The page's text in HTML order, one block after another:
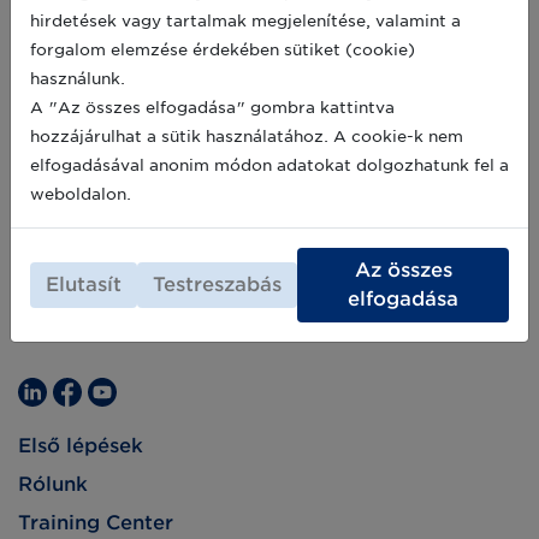
cél, de fontos küldetés is. Köszöntjük
programunk új tagját, a GLI Solutions Kft-t.
Archív hírek >>
Első lépések
Rólunk
Training Center
hirdetések vagy tartalmak megjelenítése, valamint a
forgalom elemzése érdekében sütiket (cookie)
használunk.
A "Az összes elfogadása" gombra kattintva
hozzájárulhat a sütik használatához. A cookie-k nem
elfogadásával anonim módon adatokat dolgozhatunk fel a
weboldalon.
Elutasít Testreszabás
Az összes
elfogadása